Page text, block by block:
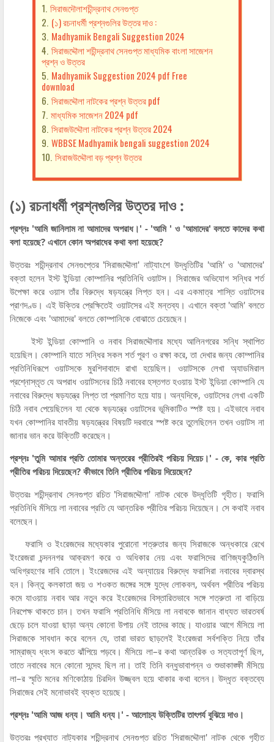
সিরাজদৌলাশচীন্দ্রনাথ সেনগুপ্ত
(১) রচনাধর্মী প্রশ্নগুলির উত্তর দাও :
Madhyamik Bengali Suggestion 2024
সিরাজদ্দৌলা শচীন্দ্রনাথ সেনগুপ্ত মাধ্যমিক বাংলা সাজেশন
প্রশ্ন ও উত্তর
Madhyamik Suggestion 2024 pdf Free
download
সিরাজদ্দৌলা নাটকের প্রশ্ন উত্তর pdf
মাধ্যমিক সাজেশন 2024 pdf
সিরাজউদ্দৌলা নাটকের প্রশ্ন উত্তর 2024
WBBSE Madhyamik bengali suggestion 2024
সিরাজউদ্দৌলা বড় প্রশ্ন উত্তর
(১) রচনাধর্মী প্রশ্নগুলির উত্তর দাও :
প্রশ্নঃ 'আমি জানিলাম না আমাদের অপরাধ।' - 'আমি ' ও 'আমাদের' বলতে কাদের কথা
বলা হয়েছে? এখানে কোন অপরাধের কথা বলা হয়েছে?
উত্তরঃ শচীন্দ্রনাথ সেনগুপ্তের 'সিরাজদ্দৌলা' নাট্যাংশে উদ্ধৃতিটির 'আমি' ও 'আমাদের'
বক্তা হলেন ইস্ট ইন্ডিয়া কোম্পানির প্রতিনিধি ওয়াটস। সিরাজের অভিযোগ সন্ধির শর্ত
উপেক্ষা করে ওয়াস তাঁর বিরুদ্ধে ষড়যন্ত্রে লিপ্ত হন। এর একমাত্র শাস্তি ওয়াটসের
প্রাণদণ্ড। এই উক্তির প্রেক্ষিতেই ওয়াটসের এই মন্তব্য। এখানে বক্তা 'আমি' বলতে
নিজেকে এবং 'আমাদের' বলতে কোম্পানিকে বোঝাতে চেয়েছেন।
ইস্ট ইন্ডিয়া কোম্পানি ও নবাব সিরাজদ্দৌলার মধ্যে আলিনগরের সন্ধি স্থাপিত
হয়েছিল। কোম্পানি যাতে সন্ধির সকল শর্ত পূরণ ও রক্ষা করে, তা দেখার জন্য কোম্পানির
প্রতিনিধিরূপে ওয়াটসকে মুরশিদাবাদে রাখা হয়েছিল। ওয়াটসকে লেখা অ্যাডমিরাল
প্রশ্নোস্তৃত যে অপরাধ ওয়াটসনের চিঠি নবাবের হস্তগত হওয়ায় ইস্ট ইন্ডিয়া কোম্পানি যে
নবাবের বিরুদ্ধে ষড়যন্ত্রে লিপ্ত তা প্রমাণিত হয়ে যায়। অন্যদিকে, ওয়াটসের লেখা একটি
চিঠি নবাব পেয়েছিলেন যা থেকে ষড়যন্ত্রে ওয়াটসের ভূমিকাটিও স্পষ্ট হয়। এইভাবে নবাব
যখন কোম্পানির যাবতীয় ষড়যন্ত্রের বিষয়টি দরবারে স্পষ্ট করে তুলেছিলেন তখন ওয়াটস না
জানার ভান করে উক্তিটি করেছেন।
প্রশ্নঃ 'তুমি আমার প্রতি তোমার অন্তরের প্রীতিরই পরিচয় দিয়েচ।' - কে, কার প্রতি
প্রীতির পরিচয় দিয়েছেন? কীভাবে তিনি প্রীতির পরিচয় দিয়েছেন?
উত্তরঃ শচীন্দ্রনাথ সেনগুপ্ত রচিত 'সিরাজদ্দৌলা' নাটক থেকে উদ্ধৃতিটি গৃহীত। ফরাসি
প্রতিনিধি মঁসিয়ে লা নবাবের প্রতি যে আন্তরিক প্রীতির পরিচয় দিয়েছেন। সে কথাই নবাব
বলেছেন।
ফরাসি ও ইংরেজদের মধ্যেকার পুরোনো শত্রুতার জন্য সিরাজকে অন্ধকারে রেখে
ইংরেজরা চন্দননগর আক্রমণ করে ও অধিকার নেয় এবং ফরাসিদের বাণিজ্যকুঠিগুলি
অধিগ্রহণের দাবি তোলে। ইংরেজদের এই অন্যায়ের বিরুদ্ধে ফরাসিরা নবাবের দ্বারস্থ
হন। কিন্তু কলকাতা জয় ও শওকত জঙ্গের সঙ্গে যুদ্ধে লোকবল, অর্থবল প্রীতির পরিচয়
কমে যাওয়ায় নবাব আর নতুন করে ইংরেজদের বিস্তারিতভাবে সঙ্গে শত্রুতা না বাড়িয়ে
নিরপেক্ষ থাকতে চান। তখন ফরাসি প্রতিনিধি মঁসিয়ে লা নবাবকে জানান বাধ্যত ভারতবর্ষ
ছেড়ে চলে যাওয়া ছাড়া অন্য কোনো উপায় নেই তাদের কাছে। যাওয়ার আগে মঁসিয়ে লা
সিরাজকে সাবধান করে বলেন যে, তারা ভারত ছাড়লেই ইংরেজরা সর্বশক্তি নিয়ে তাঁর
সাম্রাজ্য ধ্বংস করতে ঝাঁপিয়ে পড়বে। মঁসিয়ে লা–র কথা আন্তরিক ও সত্যতাপূর্ণ ছিল,
তাতে নবাবের মনে কোনো সন্দেহ ছিল না। তাই তিনি বন্ধুভাবাপন্ন ও শুভাকাঙ্ক্ষী মঁসিয়ে
লা–র স্মৃতি মনের মণিকোঠায় চিরদিন উজ্জ্বল হয়ে থাকার কথা বলেন। উদ্ধৃত বক্তব্যে
সিরাজের সেই মনোভাবই ব্যক্ত হয়েছে।
প্রশ্নঃ 'আমি আজ ধন্য। আমি ধন্য।' - আলোচ্য উক্তিটির তাৎপর্য বুঝিয়ে দাও।
উত্তরঃ প্রখ্যাত নাট্যকার শচীন্দ্রনাথ সেনগুপ্ত রচিত 'সিরাজদ্দৌলা' নাটক থেকে গৃহীত